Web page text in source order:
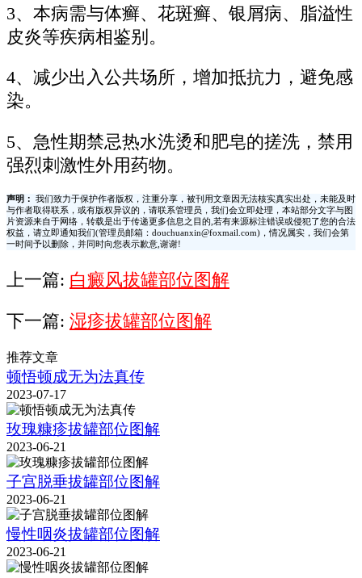
3、本病需与体癣、花斑癣、银屑病、脂溢性
皮炎等疾病相鉴别。
4、减少出入公共场所，增加抵抗力，避免感
染。
5、急性期禁忌热水洗烫和肥皂的搓洗，禁用
强烈刺激性外用药物。
声明：
我们致力于保护作者版权，注重分享，被刊用文章因无法核实真实出处，未能及时
与作者取得联系，或有版权异议的，请联系管理员，我们会立即处理，本站部分文字与图
片资源来自于网络，转载是出于传递更多信息之目的,若有来源标注错误或侵犯了您的合法
权益，请立即通知我们(管理员邮箱：douchuanxin@foxmail.com)，情况属实，我们会第
一时间予以删除，并同时向您表示歉意,谢谢!
上一篇: 白癜风拔罐部位图解
下一篇: 湿疹拔罐部位图解
推荐文章
顿悟顿成无为法真传
2023-07-17
玫瑰糠疹拔罐部位图解
2023-06-21
子宫脱垂拔罐部位图解
2023-06-21
慢性咽炎拔罐部位图解
2023-06-21